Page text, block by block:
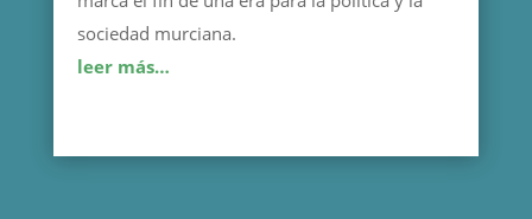
sociedad murciana.
leer más…